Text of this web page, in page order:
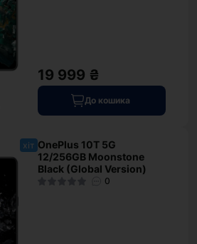
19 999 ₴
До кошика
хіт OnePlus 10T 5G
12/256GB Moonstone
Black (Global Version)
0